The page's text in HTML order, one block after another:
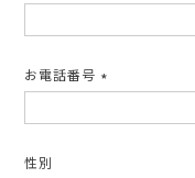
お電話番号
須)
性別